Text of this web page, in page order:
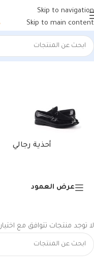
Skip to navigation
Skip to main content
الرئيسية/منتجات تحت
أحذية رجالي
عرض العمود
لا توجد منتجات تتوافق مع